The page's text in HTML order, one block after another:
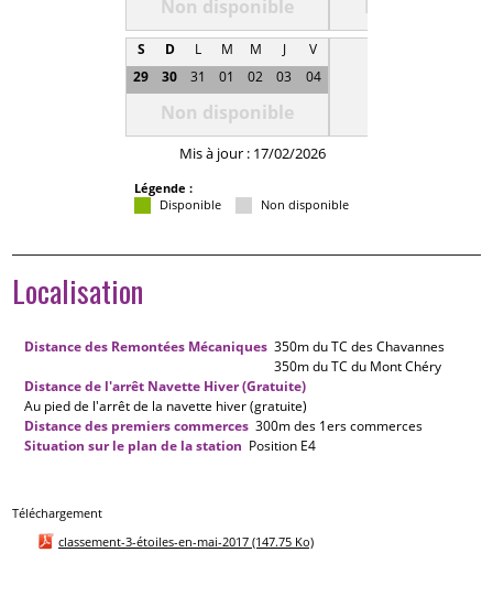
Non disponible
S D L M M J
V
29
30 31 01 02 03 04
Non disponible
Mis à jour : 17/02/2026
Légende :
Disponible
Non disponible
Localisation
Distance des Remontées Mécaniques 350mdu TC des Chavannes
350mdu TC du Mont Chéry
Distance de l'arrêt Navette Hiver (Gratuite)
Au pied de l'arrêt de la navette hiver (gratuite)
Distance des premiers commerces 300mdes 1ers commerces
Situation sur le plan de la station Position E4
Téléchargement
classement-3-étoiles-en-mai-2017 (147.75 Ko)